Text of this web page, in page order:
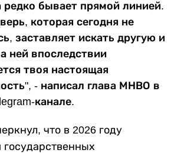
редко бывает прямой линией.
которая сегодня не
заставляет искать другую и
ней впоследствии
твоя настоящая
- написал глава МНВО в
канале.
что в 2026 году
государственных